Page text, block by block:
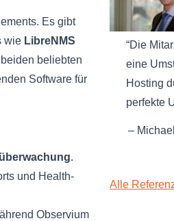
Es gibt
wie LibreNMS
beliebten
Software für
.
und Health-
Observium
Die
eine
Hosting
perfekte
Alle